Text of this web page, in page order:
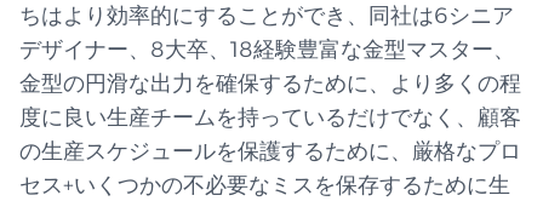
ちはより効率的にすることができ、同社は6シニア
デザイナー、8大卒、18経験豊富な金型マスター、
金型の円滑な出力を確保するために、より多くの程
度に良い生産チームを持っているだけでなく、顧客
の生産スケジュールを保護するために、厳格なプロ
セス+いくつかの不必要なミスを保存するために生